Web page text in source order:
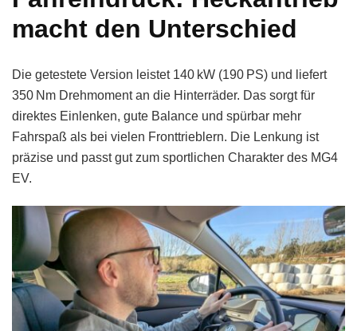
macht den Unterschied
Die getestete Version leistet 140 kW (190 PS) und liefert
350 Nm Drehmoment an die Hinterräder. Das sorgt für
direktes Einlenken, gute Balance und spürbar mehr
Fahrspaß als bei vielen Fronttrieblern. Die Lenkung ist
präzise und passt gut zum sportlichen Charakter des MG4
EV.